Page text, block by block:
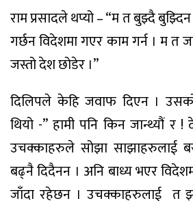
राम प्रसादले थप्यो – “म त बुझ्दै
गर्छन विदेशमा गएर काम गर्न । म त
जस्तो देश छोडेर ।”
दिलिपले केहि जवाफ दिएन ।
थियो -” हामी पनि किन जान्थ्यौं र
उचक्काहरुले सोझा साझाहरुलाई
बढ्नै दिदैनन । अनि बाध्य भएर
जाँदा रहेछन । उचक्काहरुलाई त